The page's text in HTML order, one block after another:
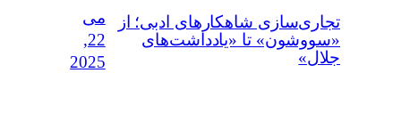
تجاری‌سازی شاهکارهای ادبی؛ از
«سووشون» تا «یادداشت‌های
جلال»
می
22,
2025